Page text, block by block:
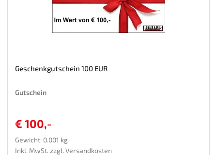
Geschenkgutschein 100 EUR
Gutschein
€ 100,-
Gewicht: 0.001 kg
Inkl. MwSt. zzgl. Versandkosten